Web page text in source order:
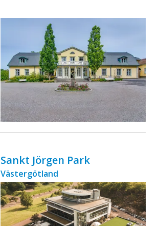
Sankt Jörgen Park
Västergötland